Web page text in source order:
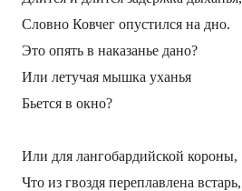
Словно Ковчег опустился на дно.
Это опять в наказанье дано?
Или летучая мышка уханья
Бьется в окно?
Или для лангобардийской короны,
Что из гвоздя переплавлена встарь,